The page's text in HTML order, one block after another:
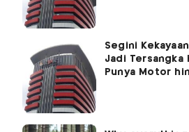
Segini
Jadi Tersangka
Punya Motor